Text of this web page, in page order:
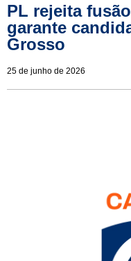
PL rejeita
garante
Grosso
25 de junho de 2026